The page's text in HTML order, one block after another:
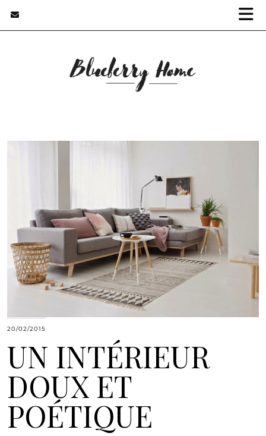
20/02/2015
UN INTÉRIEUR
DOUX ET
POÉTIQUE